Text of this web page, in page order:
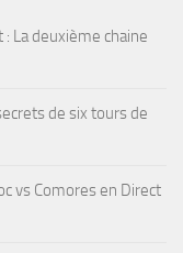
La deuxième chaine
de six tours de
vs Comores en Direct